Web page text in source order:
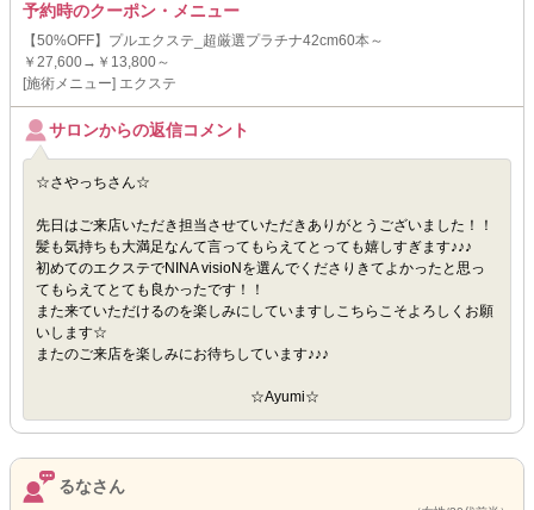
予約時のクーポン・メニュー
【50%OFF】プルエクステ_超厳選プラチナ42cm60本～
￥27,600→￥13,800～
[施術メニュー] エクステ
サロンからの返信コメント
☆さやっちさん☆
先日はご来店いただき担当させていただきありがとうございました！！
髪も気持ちも大満足なんて言ってもらえてとっても嬉しすぎます♪♪♪
初めてのエクステでNINA visioNを選んでくださりきてよかったと思っ
てもらえてとても良かったです！！
また来ていただけるのを楽しみにしていますしこちらこそよろしくお願
いします☆
またのご来店を楽しみにお待ちしています♪♪♪
☆Ayumi☆
るなさん